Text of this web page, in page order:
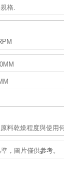
格.
料乾燥程度與使用
，圖片僅供參考。